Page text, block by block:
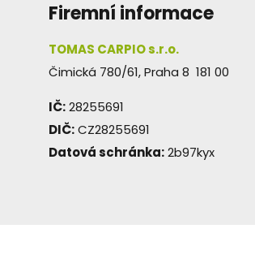
Firemní informace
TOMAS CARPIO s.r.o.
Čimická 780/61, Praha 8 181 00
IČ:28255691
DIČ:CZ28255691
Datová schránka:2b97kyx